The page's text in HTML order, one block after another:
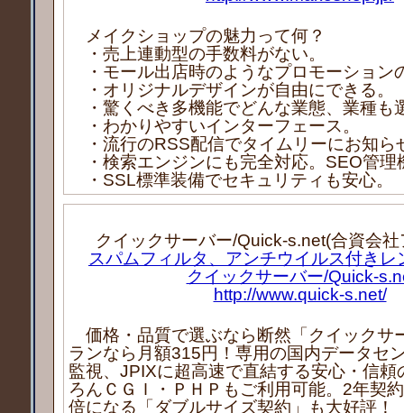
メイクショップの魅力って何？
・売上連動型の手数料がない。
・モール出店時のようなプロモーション
・オリジナルデザインが自由にできる。
・驚くべき多機能でどんな業態、業種も
・わかりやすいインターフェース。
・流行のRSS配信でタイムリーにお知ら
・検索エンジンにも完全対応。SEO管理
・SSL標準装備でセキュリティも安心。
クイックサーバー/Quick-s.net(合資会
スパムフィルタ、アンチウイルス付きレ
クイックサーバー/Quick-
http://www.quick-s.net/
価格・品質で選ぶなら断然「クイックサ
ランなら月額315円！専用の国内データセ
監視、JPIXに超高速で直結する安心・信頼
ろんＣＧＩ・ＰＨＰもご利用可能。2年契
倍になる「ダブルサイズ契約」も大好評！